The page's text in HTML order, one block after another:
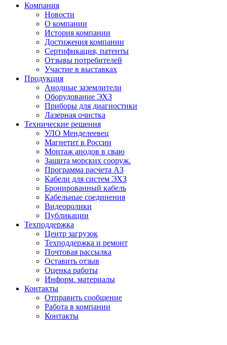
Компания
Новости
О компании
История компании
Достижения компании
Сертификация, патенты
Отзывы потребителей
Участие в выставках
Продукция
Анодные заземлители
Оборудование ЭХЗ
Приборы для диагностики
Лазерная очистка
Технические решения
УЛО Менделеевец
Магнетит в России
Монтаж анодов в сваю
Защита морских сооруж.
Программа расчета АЗ
Кабели для систем ЭХЗ
Бронированный кабель
Кабельные соединения
Видеоролики
Публикации
Техподдержка
Центр загрузок
Техподдержка и ремонт
Почтовая рассылка
Оставить отзыв
Оценка работы
Информ. материалы
Контакты
Отправить сообщение
Работа в компании
Контакты